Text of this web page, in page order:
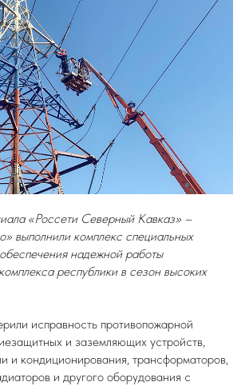
«Россети Северный Кавказ» –
выполнили комплекс специальных
надежной работы
республики в сезон высоких
исправность противопожарной
и заземляющих устройств,
и кондиционирования, трансформаторов,
и другого оборудования с